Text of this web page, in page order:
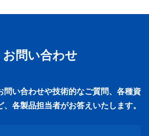
問い合わせ
問い合わせや技術的なご質問、各種資
各製品担当者がお答えいたします。